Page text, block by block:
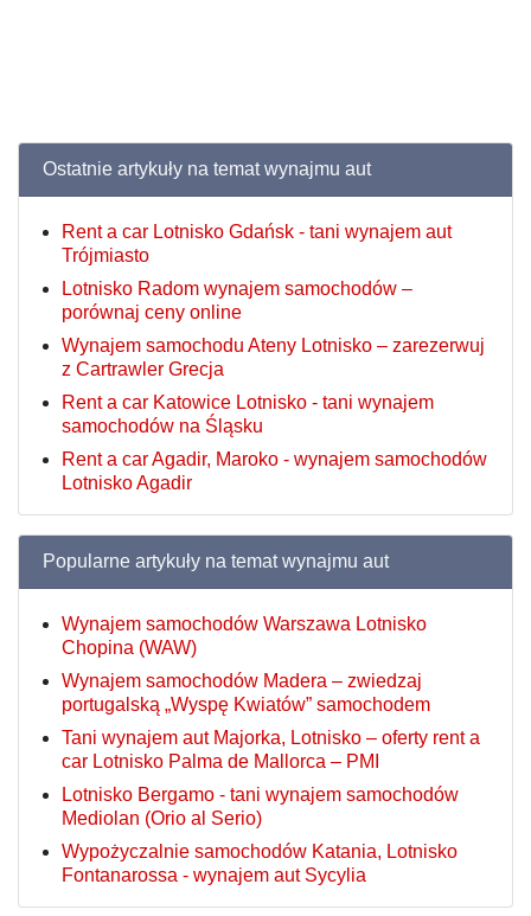
Ostatnie artykuły na temat wynajmu aut
Rent a car Lotnisko Gdańsk - tani wynajem aut
Trójmiasto
Lotnisko Radom wynajem samochodów –
porównaj ceny online
Wynajem samochodu Ateny Lotnisko – zarezerwuj
z Cartrawler Grecja
Rent a car Katowice Lotnisko - tani wynajem
samochodów na Śląsku
Rent a car Agadir, Maroko - wynajem samochodów
Lotnisko Agadir
Popularne artykuły na temat wynajmu aut
Wynajem samochodów Warszawa Lotnisko
Chopina (WAW)
Wynajem samochodów Madera – zwiedzaj
portugalską „Wyspę Kwiatów” samochodem
Tani wynajem aut Majorka, Lotnisko – oferty rent a
car Lotnisko Palma de Mallorca – PMI
Lotnisko Bergamo - tani wynajem samochodów
Mediolan (Orio al Serio)
Wypożyczalnie samochodów Katania, Lotnisko
Fontanarossa - wynajem aut Sycylia